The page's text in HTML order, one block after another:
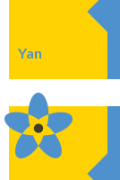
Yan